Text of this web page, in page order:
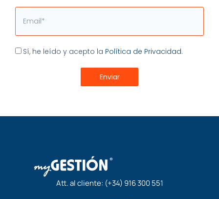
Email
Aceptación
Sí, he leído y acepto la Política de Privacidad.
Enviar
Att. al cliente: (+34) 916 300 551